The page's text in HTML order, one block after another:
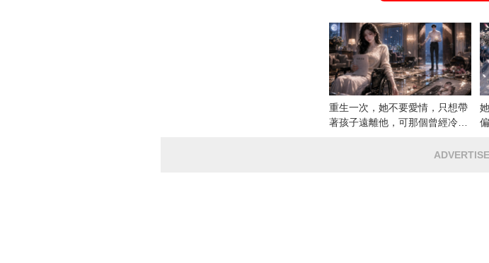
重生一次，她不要愛情，只想帶
著孩子遠離他，可那個曾經冷漠